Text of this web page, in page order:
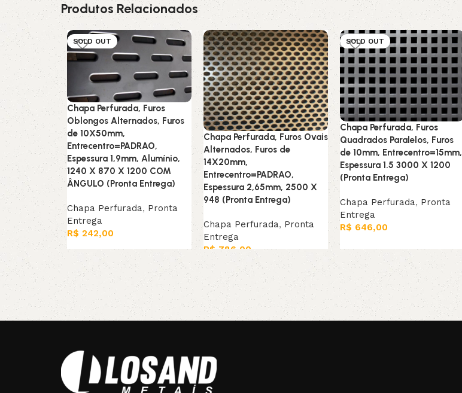
Produtos Relacionados
SOLD OUT
Chapa Perfurada, Furos
Oblongos Alternados, Furos
de 10X50mm,
Entrecentro=PADRAO,
Espessura 1,9mm, Alumínio,
1240 X 870 X 1200 COM
ÂNGULO (Pronta Entrega)
Chapa Perfurada, Pronta
Entrega
R$ 242,00
Leia mais
Chapa Perfurada, Furos Ovais
Alternados, Furos de
14X20mm,
Entrecentro=PADRAO,
Espessura 2,65mm, 2500 X
948 (Pronta Entrega)
Chapa Perfurada, Pronta
Entrega
R$ 786,00
Adicionar ao carrinho
SOLD OUT
Chapa Perfurada, Furos
Quadrados Paralelos, Furos
de 10mm, Entrecentro=15mm,
Espessura 1.5 3000 X 1200
(Pronta Entrega)
Chapa Perfurada, Pronta
Entrega
R$ 646,00